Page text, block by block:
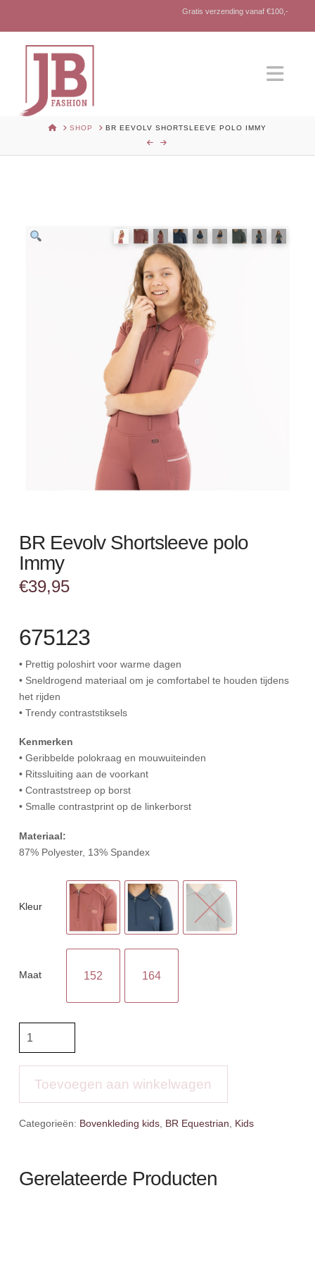
Gratis verzending vanaf €100,-
HOMESHOP BR EEVOLV SHORTSLEEVE POLO IMMY
BR Eevolv Shortsleeve polo
Immy
€39,95
675123
• Prettig poloshirt voor warme dagen
• Sneldrogend materiaal om je comfortabel te houden tijdens
het rijden
• Trendy contraststiksels
Kenmerken
• Geribbelde polokraag en mouwuiteinden
• Ritssluiting aan de voorkant
• Contraststreep op borst
• Smalle contrastprint op de linkerborst
Materiaal:
87% Polyester, 13% Spandex
Kleur
Maat 152 164
poloToevoegen aan winkelwagen
Categorieën: Bovenkleding kids, BR Equestrian, Kids
Gerelateerde Producten